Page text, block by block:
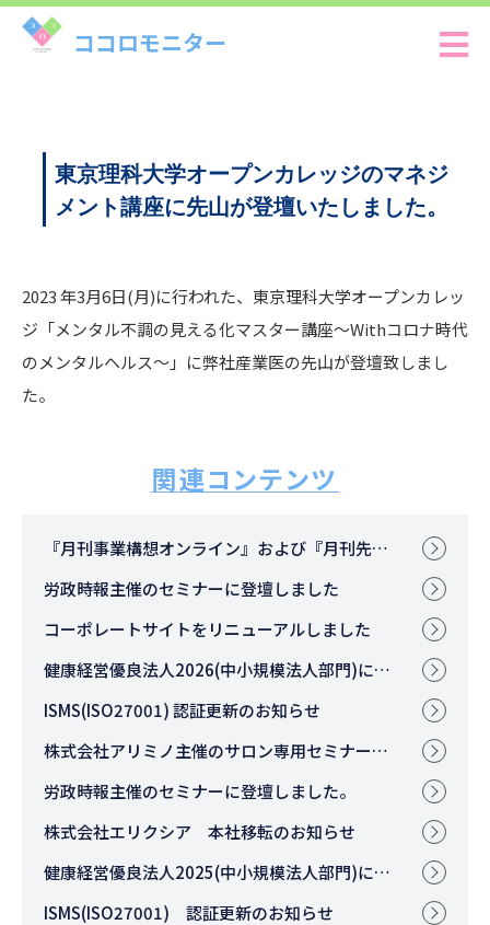
ココロモニター
東京理科大学オープンカレッジのマネジ
メント講座に先山が登壇いたしました。
2023 年3月6日(月)に行われた、東京理科大学オープンカレッ
ジ「メンタル不調の見える化マスター講座～Withコロナ時代
のメンタルヘルス～」に弊社産業医の先山が登壇致しまし
た。
関連コンテンツ
『月刊事業構想オンライン』および『月刊先端教育オンライン』に上村の記事が掲載されました
労政時報主催のセミナーに登壇しました
コーポレートサイトをリニューアルしました
健康経営優良法人2026(中小規模法人部門)に認定されました
ISMS(ISO27001) 認証更新のお知らせ
株式会社アリミノ主催のサロン専用セミナーに登壇しました。
労政時報主催のセミナーに登壇しました。
株式会社エリクシア 本社移転のお知らせ
健康経営優良法人2025(中小規模法人部門)に認定されました
ISMS(ISO27001) 認証更新のお知らせ